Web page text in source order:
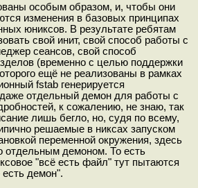
особым образом, и, чтобы они
изменения в базовых принципах
юниксов. В результате ребятам
свой инит, свой способ работы с
сеансов, свой способ
(временно с целью поддержки
ещё не реализованы в рамках
fstab генерируется
отдельный демон для работы с
к сожалению, не знаю, так
лишь бегло, но, судя по всему,
решаемые в никсах запуском
переменной окружения, здесь
отдельным демоном. То есть
"всё есть файл" тут пытаются
есть демон".